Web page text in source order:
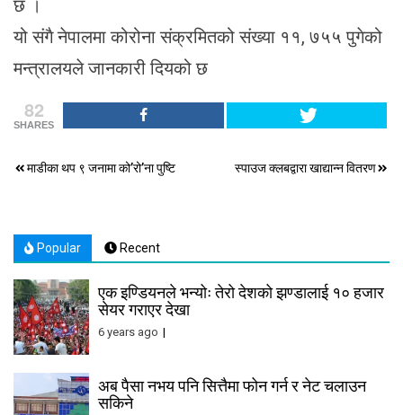
छ ।
यो संगै नेपालमा कोरोना संक्रमितको संख्या ११, ७५५ पुगेको
मन्त्रालयले जानकारी दियको छ
82
SHARES
Post
माडीका थप ९ जनामा को’रो’ना पुष्टि स्पाउज क्लबद्वारा खाद्यान्न वितरण
Popular Recent
एक इण्डियनले भन्योः तेरो देशको झण्डालाई १० हजार
सेयर गराएर देखा
6 years ago
अब पैसा नभय पनि सित्तैमा फोन गर्न र नेट चलाउन
सकिने